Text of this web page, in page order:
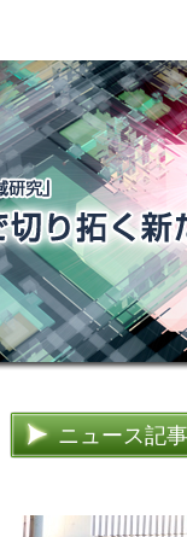
ニュース記事